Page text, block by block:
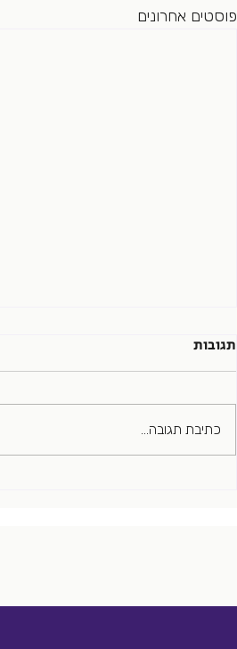
פוסטים אחרונים
תגובות
כתיבת תגובה...